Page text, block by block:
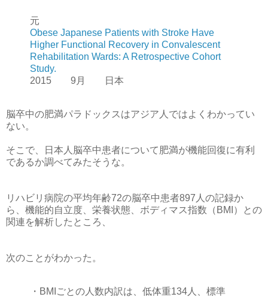
元
Obese Japanese Patients with Stroke Have
Higher Functional Recovery in Convalescent
Rehabilitation Wards: A Retrospective Cohort
Study.
2015 9月 日本
脳卒中の肥満パラドックスはアジア人ではよくわかってい
ない。
そこで、日本人脳卒中患者について肥満が機能回復に有利
であるか調べてみたそうな。
リハビリ病院の平均年齢72の脳卒中患者897人の記録か
ら、機能的自立度、栄養状態、ボディマス指数（BMI）との
関連を解析したところ、
次のことがわかった。
・BMIごとの人数内訳は、低体重134人、標準